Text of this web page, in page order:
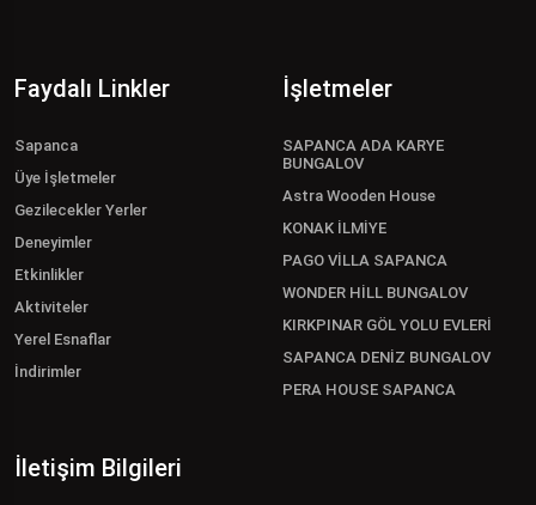
Faydalı Linkler
Sapanca
Üye İşletmeler
Gezilecekler Yerler
Deneyimler
Etkinlikler
Aktiviteler
Yerel Esnaflar
İndirimler
İşletmeler
SAPANCA ADA KARYE
BUNGALOV
Astra Wooden House
KONAK İLMİYE
PAGO VİLLA SAPANCA
WONDER HİLL BUNGALOV
KIRKPINAR GÖL YOLU EVLERİ
SAPANCA DENİZ BUNGALOV
PERA HOUSE SAPANCA
İletişim Bilgileri